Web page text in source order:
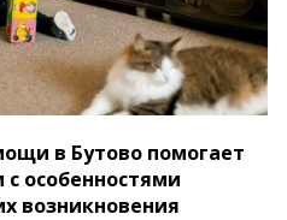
в Бутово помогает
особенностями
возникновения